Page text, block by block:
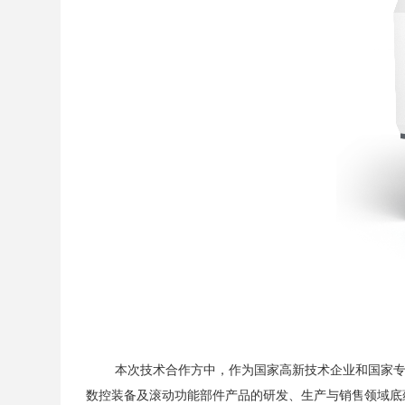
本次技术合作方中，作为国家高新技术企业和国家
数控装备及滚动功能部件产品的研发、生产与销售领域